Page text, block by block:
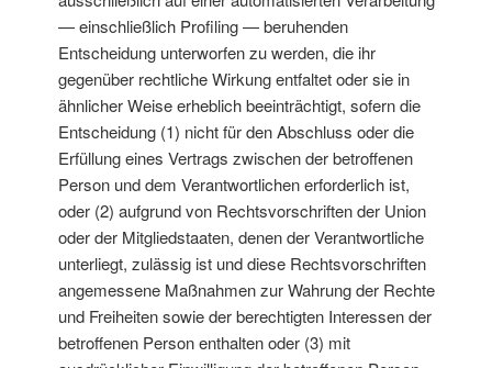
— einschließlich Profiling — beruhenden
Entscheidung unterworfen zu werden, die ihr
gegenüber rechtliche Wirkung entfaltet oder sie in
ähnlicher Weise erheblich beeinträchtigt, sofern die
Entscheidung (1) nicht für den Abschluss oder die
Erfüllung eines Vertrags zwischen der betroffenen
Person und dem Verantwortlichen erforderlich ist,
oder (2) aufgrund von Rechtsvorschriften der Union
oder der Mitgliedstaaten, denen der Verantwortliche
unterliegt, zulässig ist und diese Rechtsvorschriften
angemessene Maßnahmen zur Wahrung der Rechte
und Freiheiten sowie der berechtigten Interessen der
betroffenen Person enthalten oder (3) mit